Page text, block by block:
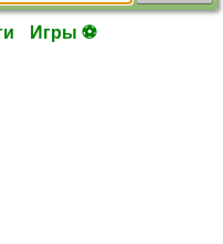
Игры ⚽